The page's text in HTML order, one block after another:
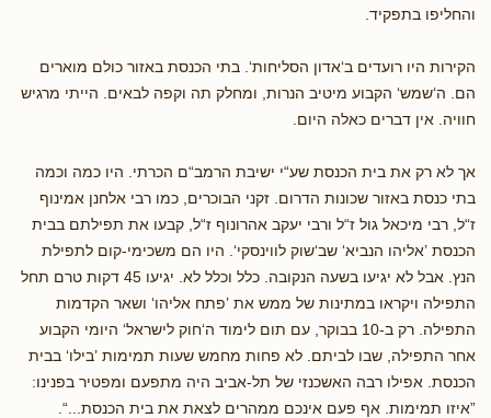
והחליפו בתפקיד.
הקירות היו רועדים ב‘אדון הסליחות‘. בתי הכנסת באזור כולם מוארים
הם. ה‘שמש‘ הקבוע מיטיב הנרות, ומחלק תה וקפה לבאים. הייתי מרגיש
חוויה. אין דברים כאלה היום.
אך לא רק את בית הכנסת שע“י ישיבת הרמב“ם הכרתי. היו כמה וכמה
בתי כנסת באזור שכונות הדרום. זקני הבוכרים, כמו רבי אלחנן אמינוף
ז“ל, רבי מיכאל גול ז“ל ורבי יעקב אהרונוף ז“ל, קבעו את תפילתם בבית
הכנסת ’אליהו הנביא‘ שב‘שוק לווינסקי‘. היו הם משכימי-קום לתפילת
הנץ. אבל לא יגיעו בשעה הנקובה. כלל וכלל לא. יגיעו 45 דקות טרם תחל
התפילה ויקראו במתינות של ממש את ’פתח אליהו‘ ושאר הקדמות
התפילה. רק ב-10 בבוקר, עם תום לימוד ה‘חוק לישראל‘ היומי הקבוע
אחר התפילה, שבו לביתם. לא פחות מחמש שעות תמימות ’בילו‘ בבית
הכנסת. אפילו רבה האשכנזי של תל-אביב היה מתפעם ומפטיר בפנינו:
”איזו תמימות. אף פעם אינכם ממהרים לצאת את בית הכנסת...“.